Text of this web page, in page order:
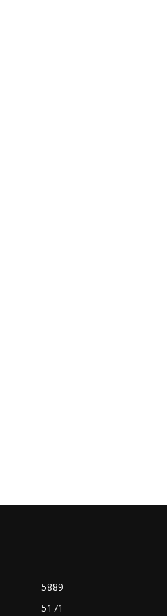
5889
5171